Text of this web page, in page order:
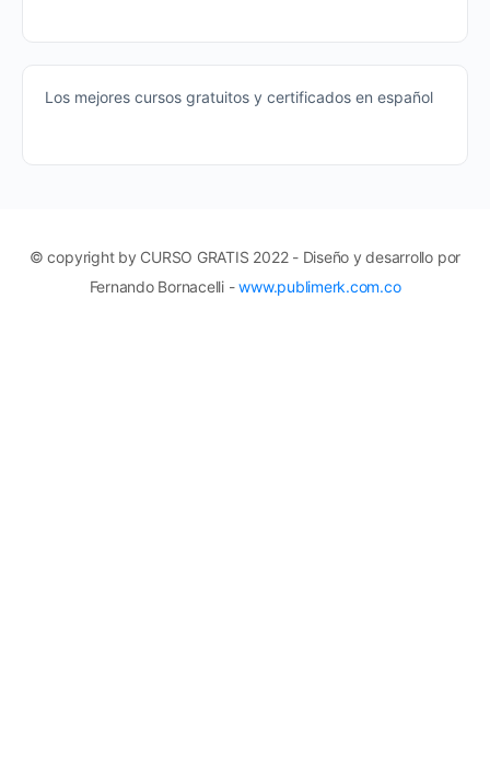
Los mejores cursos gratuitos y certificados en español
© copyright by CURSO GRATIS 2022 - Diseño y desarrollo por
Fernando Bornacelli -www.publimerk.com.co